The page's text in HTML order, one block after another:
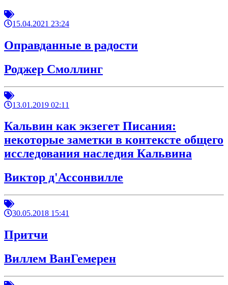
15.04.2021 23:24
Оправданные в радости
Роджер Смоллинг
13.01.2019 02:11
Кальвин как экзегет Писания:
некоторые заметки в контексте общего
исследования наследия Кальвина
Виктор д'Ассонвилле
30.05.2018 15:41
Притчи
Виллем ВанГемерен